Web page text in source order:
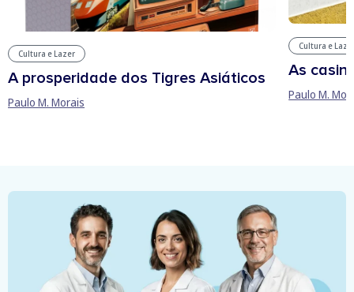
Cultura e Lazer
A prosperidade dos Tigres Asiáticos
Paulo M. Morais
Cultura e
As
Paulo M.